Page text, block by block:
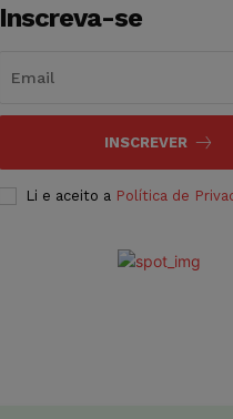
Inscreva-se
INSCREVER
Li e aceito a Política de